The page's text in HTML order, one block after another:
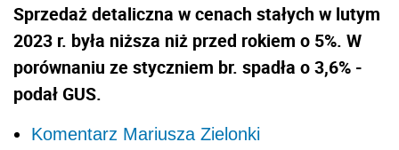
Sprzedaż detaliczna w cenach stałych w lutym
2023 r. była niższa niż przed rokiem o 5%. W
porównaniu ze styczniem br. spadła o 3,6% -
podał GUS.
Komentarz Mariusza Zielonki